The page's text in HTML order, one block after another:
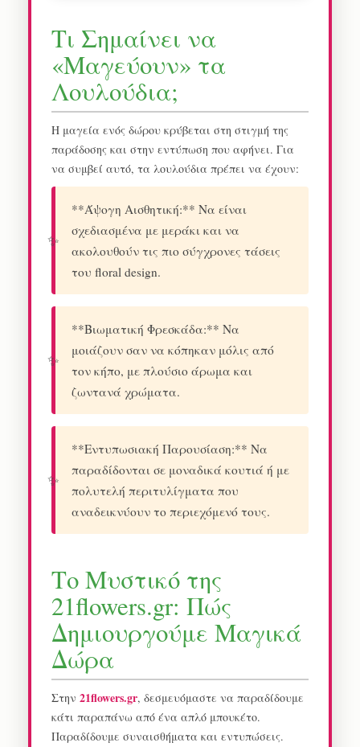
Τι Σημαίνει να
«Μαγεύουν» τα
Λουλούδια;
Η μαγεία ενός δώρου κρύβεται στη στιγμή της
παράδοσης και στην εντύπωση που αφήνει. Για
να συμβεί αυτό, τα λουλούδια πρέπει να έχουν:
**Άψογη Αισθητική:** Να είναι
σχεδιασμένα με μεράκι και να
ακολουθούν τις πιο σύγχρονες τάσεις
του floral design.
**Βιωματική Φρεσκάδα:** Να
μοιάζουν σαν να κόπηκαν μόλις από
τον κήπο, με πλούσιο άρωμα και
ζωντανά χρώματα.
**Εντυπωσιακή Παρουσίαση:** Να
παραδίδονται σε μοναδικά κουτιά ή με
πολυτελή περιτυλίγματα που
αναδεικνύουν το περιεχόμενό τους.
Το Μυστικό της
21flowers.gr: Πώς
Δημιουργούμε Μαγικά
Δώρα
Στην 21flowers.gr, δεσμευόμαστε να παραδίδουμε
κάτι παραπάνω από ένα απλό μπουκέτο.
Παραδίδουμε συναισθήματα και εντυπώσεις.